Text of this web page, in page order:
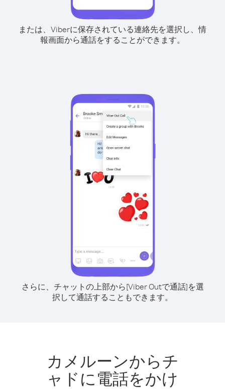
または、Viberに保存されている連絡先を選択し、情
報画面から通話をすることができます。
さらに、チャットの上部から[Viber Outで通話]を選
択して通話することもできます。
カメルーンからチ
ャドに電話をかけ